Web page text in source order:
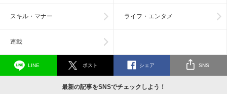
スキル・マナー ライフ・エンタメ
連載
LINE ポスト シェア SNS
最新の記事をSNSでチェックしよう！